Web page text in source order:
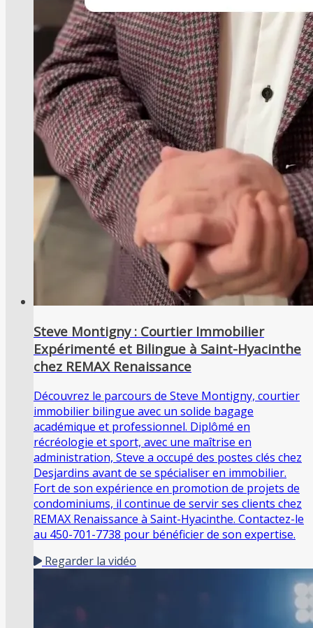
Steve Montigny : Courtier Immobilier
Expérimenté et Bilingue à Saint-Hyacinthe
chez REMAX Renaissance
Découvrez le parcours de Steve Montigny, courtier
immobilier bilingue avec un solide bagage
académique et professionnel. Diplômé en
récréologie et sport, avec une maîtrise en
administration, Steve a occupé des postes clés chez
Desjardins avant de se spécialiser en immobilier.
Fort de son expérience en promotion de projets de
condominiums, il continue de servir ses clients chez
REMAX Renaissance à Saint-Hyacinthe. Contactez-le
au 450-701-7738 pour bénéficier de son expertise.
Regarder la vidéo